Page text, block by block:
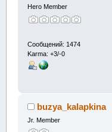
Hero Member
Сообщений: 1474
Karma: +3/-0
buzya_kalapkina
Jr. Member